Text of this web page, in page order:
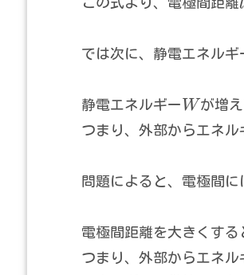
l
では次に、静電エネルギ
静電エネルギー Wが増
つまり、外部からエネル
問題によると、電極間
電極間距離を大きくする
つまり、外部からエネル